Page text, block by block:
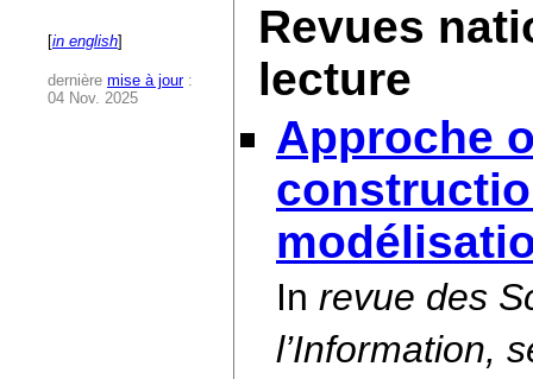
[in english]
dernière mise à jour:
04 Nov. 2025
Revues
lecture
Approche
In revue des
l’Information,